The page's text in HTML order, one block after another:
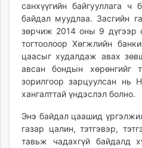
санхүүгийн байгууллага ч
байдал муудлаа. Засгийн
зөрчиж 2014 оны 9 дүгээр
тогтоолоор Хөгжлийн
цаасыг худалдаж авах
авсан бондын хөрөнгийг
зорилгоор зарцуулсан нь
хангалттай үндэслэл болно.
Энэ байдал цаашид
газар цалин, тэтгэвэр,
тавьж чадахгүй байдалд